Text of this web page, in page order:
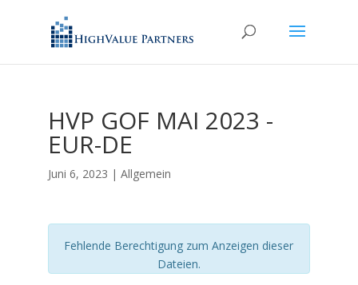
HVP GOF MAI 2023 -
EUR-DE
Juni 6, 2023 | Allgemein
Fehlende Berechtigung zum Anzeigen dieser
Dateien.